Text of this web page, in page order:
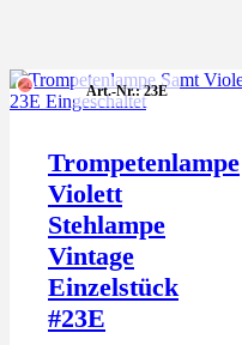
Art.-Nr.: 23E
Trompetenlampe
Violett
Stehlampe
Vintage
Einzelstück
#23E